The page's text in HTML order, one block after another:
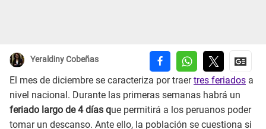
Yeraldiny Cobeñas
El mes de diciembre se caracteriza por traertres feriados a
nivel nacional. Durante las primeras semanas habrá un
feriado largo de 4 días que permitirá a los peruanos poder
tomar un descanso. Ante ello, la población se cuestiona si